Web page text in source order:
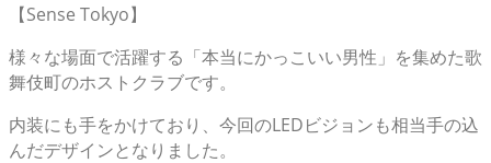
【Sense Tokyo】
様々な場面で活躍する「本当にかっこいい男性」を集めた歌
舞伎町のホストクラブです。
内装にも手をかけており、今回のLEDビジョンも相当手の込
んだデザインとなりました。